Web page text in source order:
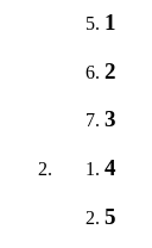
1
2
3
4
5